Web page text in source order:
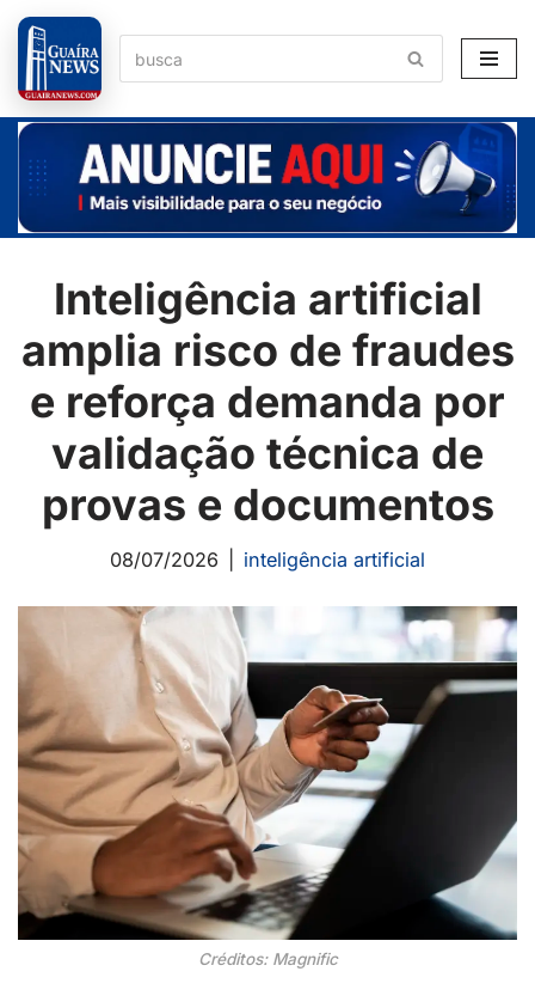
Pular
para
o
conteúdo
Inteligência artificial
amplia risco de fraudes
e reforça demanda por
validação técnica de
provas e documentos
08/07/2026 inteligência artificial
Créditos: Magnific